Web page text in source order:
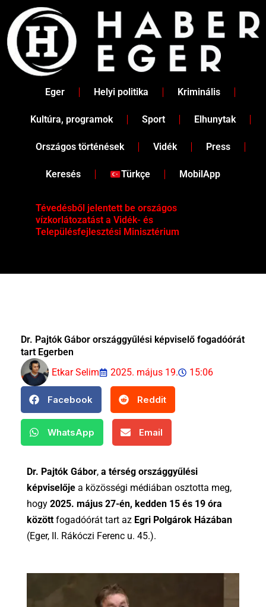
content
Eger Helyi politika Kriminális
Kultúra, programok Sport Elhunytak
Országos történések Vidék Press
Keresés Türkçe MobilApp
Tévedésből jelentett be országos
vízkorlátozatást a Vidék- és
Településfejlesztési Minisztérium
Dr. Pajtók Gábor országgyűlési képviselő fogadóórát
tart Egerben
Etkar Selim
2025. május 19. 15:06
Facebook Reddit
WhatsApp Email
Dr. Pajtók Gábor,a térség országgyűlési
képviselője a közösségi médiában osztotta meg,
hogy2025. május 27-én, kedden 15 és 19 óra
között fogadóórát tart az Egri Polgárok Házában
(Eger, II. Rákóczi Ferenc u. 45.).